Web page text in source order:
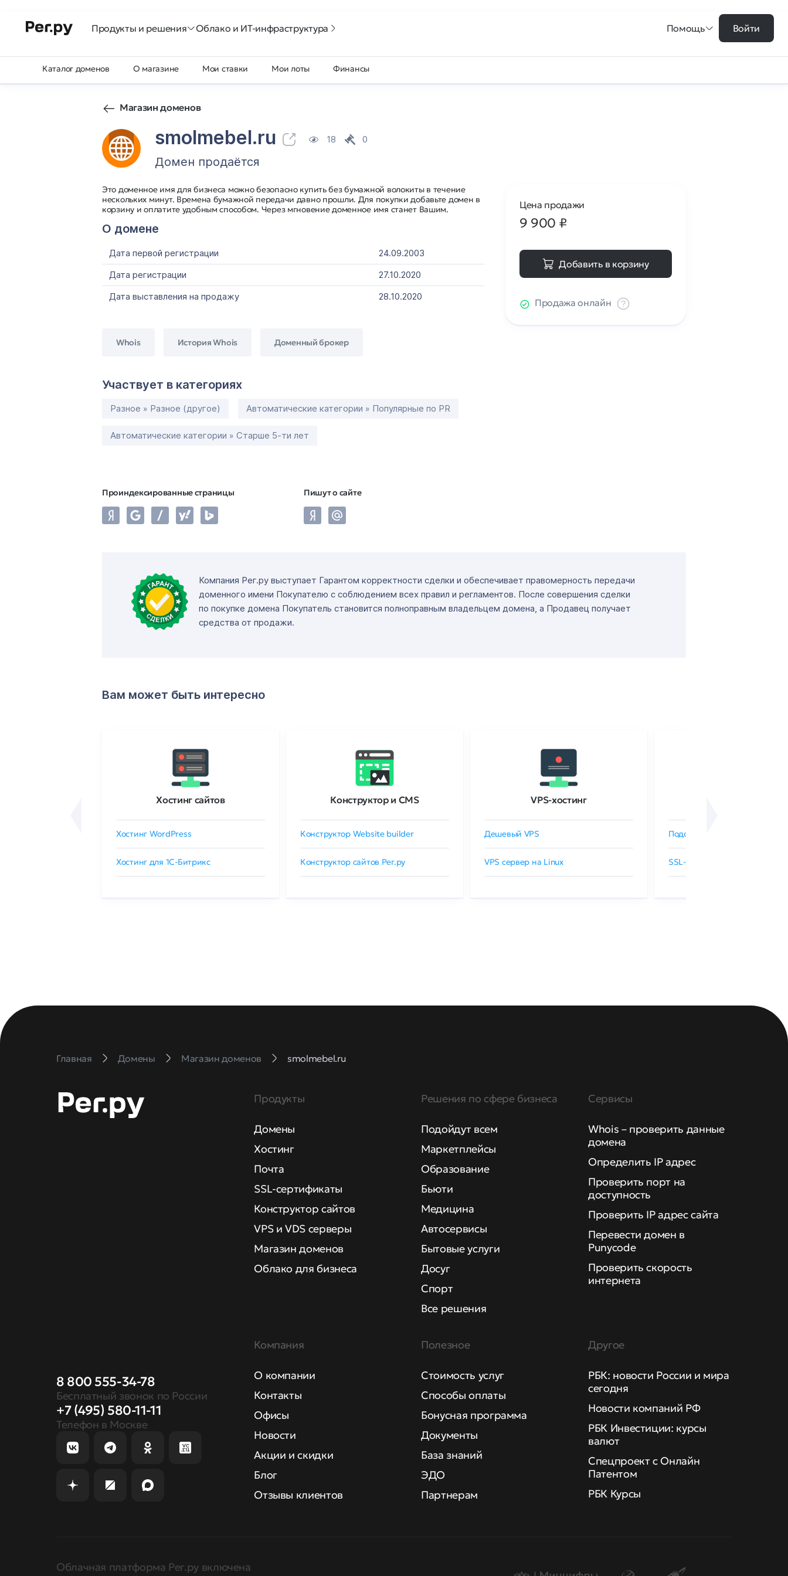
Продукты и решения Облако и ИТ-инфраструктура Помощь Войти
Каталог доменов О магазине Мои ставки Мои лоты Финансы
Магазин доменов
smolmebel.ru 18 0
Домен продаётся
Это доменное имя для бизнеса можно безопасно купить без бумажной волокиты в течение
нескольких минут. Времена бумажной передачи давно прошли. Для покупки добавьте домен в
корзину и оплатите удобным способом. Через мгновение доменное имя станет Вашим.
О домене
Дата первой регистрации
24.09.2003
Дата регистрации
27.10.2020
Дата выставления на продажу
28.10.2020
Whois История Whois Доменный брокер
Участвует в категориях
Разное » Разное (другое) Автоматические категории » Популярные по PR
Автоматические категории » Старше 5-ти лет
Проиндексированные страницы Пишут о сайте
Цена продажи
9 900 ₽
Добавить в корзину
Продажа онлайн
Компания Рег.ру выступает Гарантом корректности сделки и обеспечивает правомерность передачи
доменного имени Покупателю с соблюдением всех правил и регламентов. После совершения сделки
по покупке домена Покупатель становится полноправным владельцем домена, а Продавец получает
средства от продажи.
Вам может быть интересно
Хостинг сайтов
Хостинг WordPress
Хостинг для 1C-Битрикс
Конструктор и CMS
Конструктор Website builder
Конструктор сайтов Рег.ру
VPS-хостинг
Дешевый VPS
VPS сервер на Linux
Подобрать SSL-сертификат
SSL-сертификаты GlobalSign
Главная Домены Магазин доменов smolmebel.ru
8 800 555-34-78
Бесплатный звонок по России
+7 (495) 580-11-11
Телефон в Москве
Продукты
Домены
Хостинг
Почта
SSL-сертификаты
Конструктор сайтов
VPS и VDS серверы
Магазин доменов
Облако для бизнеса
Решения по сфере бизнеса
Подойдут всем
Маркетплейсы
Образование
Бьюти
Медицина
Автосервисы
Бытовые услуги
Досуг
Спорт
Все решения
Сервисы
Whois – проверить данные
домена
Определить IP адрес
Проверить порт на
доступность
Проверить IP адрес сайта
Перевести домен в
Punycode
Проверить скорость
интернета
Компания
О компании
Контакты
Офисы
Новости
Акции и скидки
Блог
Отзывы клиентов
Полезное
Стоимость услуг
Способы оплаты
Бонусная программа
Документы
База знаний
ЭДО
Партнерам
Другое
РБК: новости России и мира
сегодня
Новости компаний РФ
РБК Инвестиции: курсы
валют
Спецпроект с Онлайн
Патентом
РБК Курсы
Облачная платформа Рег.ру включена